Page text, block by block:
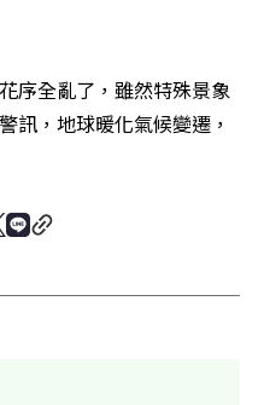
序全亂了，雖然特殊景象
訊，地球暖化氣候變遷，